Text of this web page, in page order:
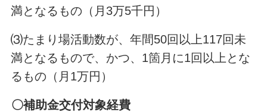
満となるもの（月3万5千円）
⑶たまり場活動数が、年間50回以上117回未
満となるもので、かつ、1箇月に1回以上とな
るもの（月1万円）
〇補助金交付対象経費